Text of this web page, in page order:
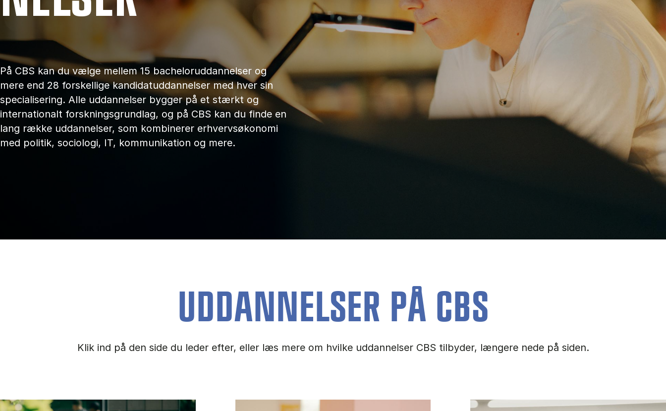
På CBS kan du vælge mellem 15 bacheloruddannelser og
mere end 28 forskellige kandidatuddannelser med hver sin
specialisering. Alle uddannelser bygger på et stærkt og
internationalt forskningsgrundlag, og på CBS kan du finde en
lang række uddannelser, som kombinerer erhvervsøkonomi
med politik, sociologi, IT, kommunikation og mere.
UDDANNELSER PÅ CBS
Klik ind på den side du leder efter, eller læs mere om hvilke uddannelser CBS tilbyder, længere nede på siden.